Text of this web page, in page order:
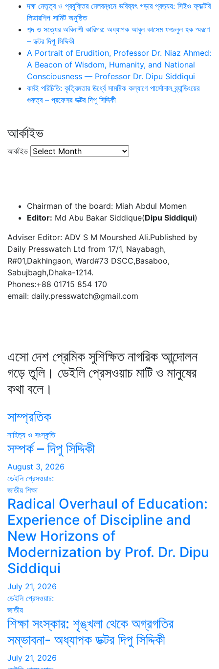
দক্ষ নেতৃত্ব ও প্রযুক্তির মেলবন্ধনে ভবিষ্যৎ গড়ার প্রত্যয়: সিইও ফ্যাক্টরি
লিডারশিপ সামিট অনুষ্ঠিত
শব্দ ও সত্যের অবিনাশী কারিগর: অধ্যাপক আবুল কাসেম ফজলুল হক স্মরণে
– ডক্টর দিপু সিদ্দিকী
A Portrait of Erudition, Professor Dr. Niaz Ahmed:
A Beacon of Wisdom, Humanity, and National
Consciousness — Professor Dr. Dipu Siddiqui
কর্মই পরিচিতি: কৃত্রিমতার ঊর্ধ্বে সামষ্টিক কল্যাণে পার্সোনাল ব্র্যান্ডিংয়ের
গুরুত্ব – প্রফেসর ডক্টর দিপু সিদ্দিকী
আর্কাইভ
আর্কাইভ
Chairman of the board: Miah Abdul Momen
Editor: Md Abu Bakar Siddique(Dipu Siddiqui)
Adviser Editor: ADV S M Mourshed Ali.Published by
Daily Presswatch Ltd from 17/1, Nayabagh,
R#01,Dakhingaon, Ward#73 DSCC,Basaboo,
Sabujbagh,Dhaka-1214.
Phones:+88 01715 854 170
email: daily.presswatch@gmail.com
এসো দেশ প্রেমিক সুশিক্ষিত নাগরিক আন্দোলন
গড়ে তুলি। ডেইলি প্রেসওয়াচ মাটি ও মানুষের
কথা বলে।
সাম্প্রতিক
সাহিত্য ও সংস্কৃতি
সম্পর্ক – দিপু সিদ্দিকী
August 3, 2026
ডেইলি প্রেসওয়াচ:
জাতীয় শিক্ষা
Radical Overhaul of Education:
Experience of Discipline and
New Horizons of
Modernization by Prof. Dr. Dipu
Siddiqui
July 21, 2026
ডেইলি প্রেসওয়াচ:
জাতীয়
শিক্ষা সংস্কার: শৃঙ্খলা থেকে অগ্রগতির
সম্ভাবনা- অধ্যাপক ডক্টর দিপু সিদ্দিকী
July 21, 2026